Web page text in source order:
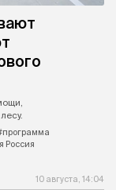
Россия
10 августа, 14:04